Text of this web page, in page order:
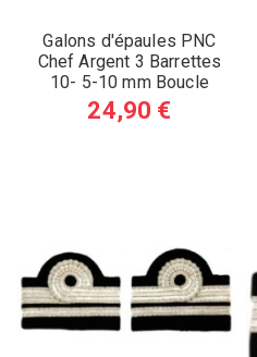
Galons d'épaules PNC
Chef Argent 3 Barrettes
10- 5-10 mm Boucle
Nelson (A)
24,90 €